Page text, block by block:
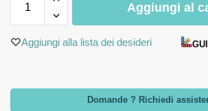
Aggiungi al
Aggiungi alla lista dei desideri
Domande ? Richiedi